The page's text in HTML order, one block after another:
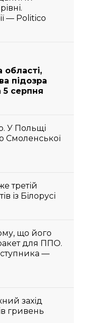
— Politico
області,
підозра
5 серпня
У Польщі
Смоленської
третій
із Білорусі
що його
для ППО.
—
захід
гривень